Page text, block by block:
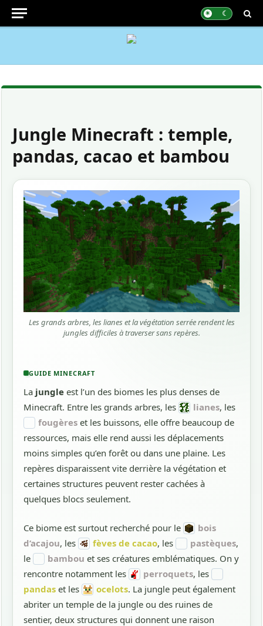
Jungle Minecraft : temple,
pandas, cacao et bambou
GUIDE MINECRAFT
La jungle est l’un des biomes les plus denses de
Minecraft. Entre les grands arbres, les
lianes, les
fougères et les buissons, elle offre beaucoup de
ressources, mais elle rend aussi les déplacements
moins simples qu’en forêt ou dans une plaine. Les
repères disparaissent vite derrière la végétation et
certaines structures peuvent rester cachées à
quelques blocs seulement.
Ce biome est surtout recherché pour le
bois
d’acajou, les fèves de cacao, les pastèques,
le
bambou et ses créatures emblématiques. On y
rencontre notamment les
perroquets, les
pandas et les ocelots. La jungle peut également
abriter un temple de la jungle ou des ruines de
sentier, deux structures qui donnent une raison
Les grands arbres, les lianes et la végétation serrée rendent les
jungles difficiles à traverser sans repères.